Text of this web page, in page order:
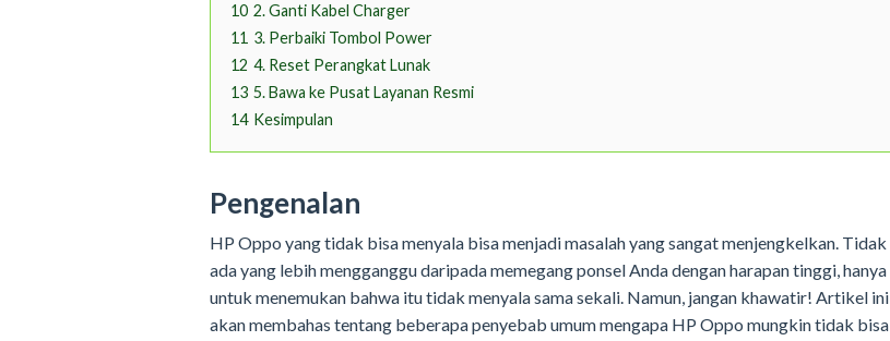
10 2. Ganti Kabel Charger
11 3. Perbaiki Tombol Power
12 4. Reset Perangkat Lunak
13 5. Bawa ke Pusat Layanan Resmi
14 Kesimpulan
Pengenalan
HP Oppo yang tidak bisa menyala bisa menjadi masalah yang sangat menjengkelkan. Tidak
ada yang lebih mengganggu daripada memegang ponsel Anda dengan harapan tinggi, hanya
untuk menemukan bahwa itu tidak menyala sama sekali. Namun, jangan khawatir! Artikel ini
akan membahas tentang beberapa penyebab umum mengapa HP Oppo mungkin tidak bisa